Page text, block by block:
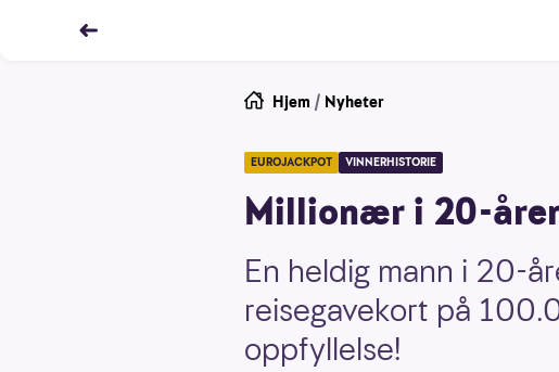
Hjem / Nyheter
EUROJACKPOT VINNERHISTORIE
Millionær i 20-
En heldig mann i 20-
reisegavekort på
oppfyllelse!